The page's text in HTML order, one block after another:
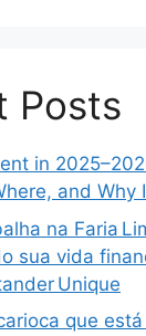
Posts
in
and Why
na Faria
sua vida
Unique
que